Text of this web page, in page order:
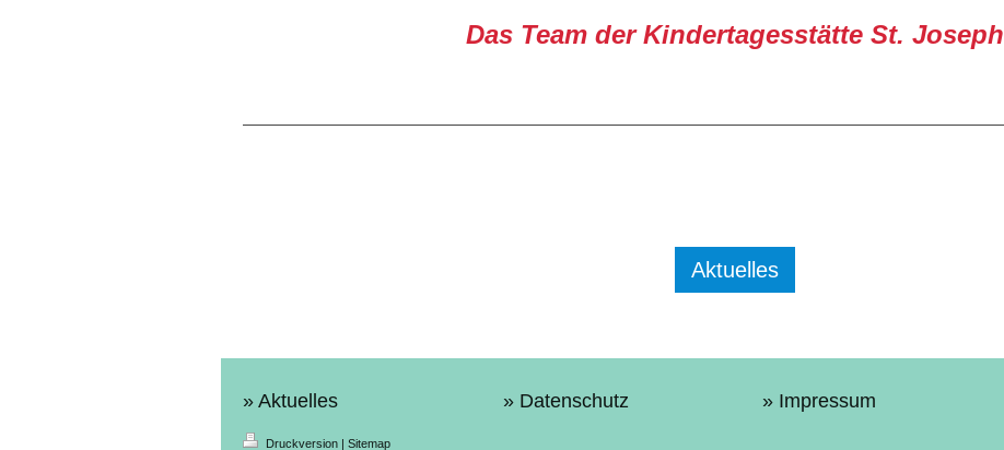
Das Team der Kindertagesstätte St. Joseph
Aktuelles
Aktuelles Datenschutz Impressum
Druckversion Sitemap